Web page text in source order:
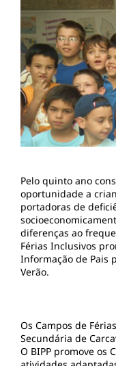
Pelo quinto ano
oportunidade a
portadoras de
diferenças ao
Férias Inclusivos
Informação de Pais
Verão.
Os Campos de
Secundária de
O BIPP promove os